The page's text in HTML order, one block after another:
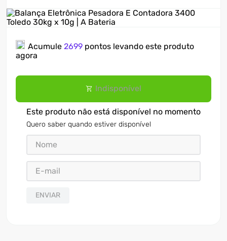
Acumule 2699 pontos levando este produto
agora
Indisponível
Este produto não está disponível no momento
Quero saber quando estiver disponível
ENVIAR
5 º
soprador
6º
cervejeira
7 º
ventilador
8